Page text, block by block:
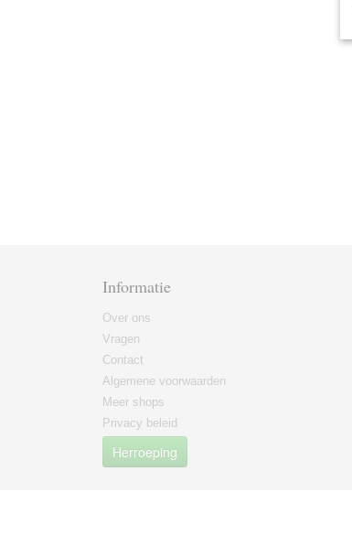
Informatie
Over ons
Vragen
Contact
Algemene voorwaarden
Meer shops
Privacy beleid
Herroeping